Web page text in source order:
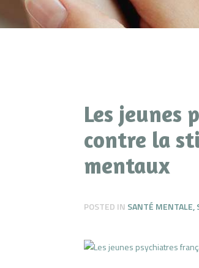
Les jeunes
contre la
mentaux
POSTED IN SANTÉ MENTALE,